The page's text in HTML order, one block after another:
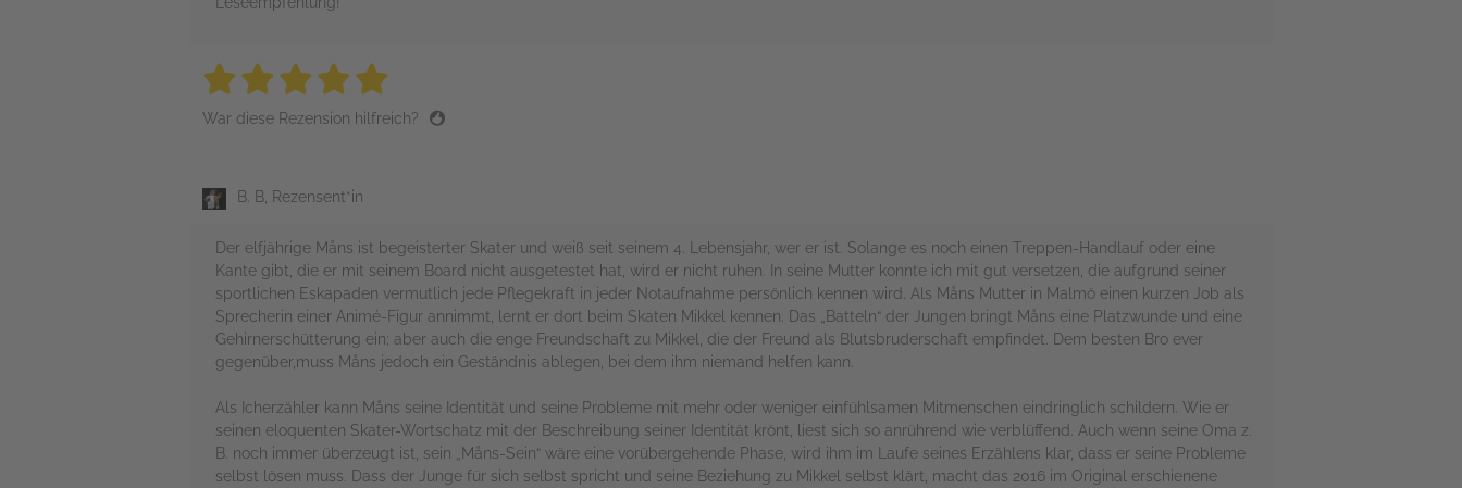
5 stars
5 stars
5 stars
5 stars
War diese Rezension hilfreich?
B. B, Rezensent*in
Der elfjährige Måns ist begeisterter Skater und weiß seit seinem 4. Lebensjahr, wer er ist. Solange es noch einen Treppen-Handlauf oder eine
Kante gibt, die er mit seinem Board nicht ausgetestet hat, wird er nicht ruhen. In seine Mutter konnte ich mit gut versetzen, die aufgrund seiner
sportlichen Eskapaden vermutlich jede Pflegekraft in jeder Notaufnahme persönlich kennen wird. Als Måns Mutter in Malmö einen kurzen Job als
Sprecherin einer Animé-Figur annimmt, lernt er dort beim Skaten Mikkel kennen. Das „Batteln“ der Jungen bringt Måns eine Platzwunde und eine
Gehirnerschütterung ein; aber auch die enge Freundschaft zu Mikkel, die der Freund als Blutsbruderschaft empfindet. Dem besten Bro ever
gegenüber,muss Måns jedoch ein Geständnis ablegen, bei dem ihm niemand helfen kann.
Als Icherzähler kann Måns seine Identität und seine Probleme mit mehr oder weniger einfühlsamen Mitmenschen eindringlich schildern. Wie er
seinen eloquenten Skater-Wortschatz mit der Beschreibung seiner Identität krönt, liest sich so anrührend wie verblüffend. Auch wenn seine Oma z.
B. noch immer überzeugt ist, sein „Måns-Sein“ wäre eine vorübergehende Phase, wird ihm im Laufe seines Erzählens klar, dass er seine Probleme
selbst lösen muss. Dass der Junge für sich selbst spricht und seine Beziehung zu Mikkel selbst klärt, macht das 2016 im Original erschienene